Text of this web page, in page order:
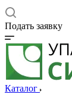
Подать заявку
Каталог